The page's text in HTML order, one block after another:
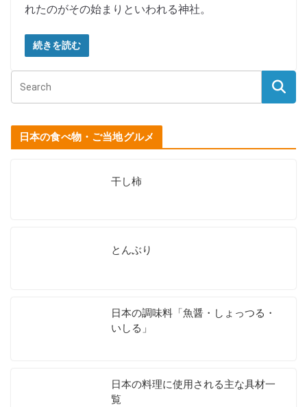
れたのがその始まりといわれる神社。
続きを読む
日本の食べ物・ご当地グルメ
干し柿
とんぶり
日本の調味料「魚醤・しょっつる・
いしる」
日本の料理に使用される主な具材一
覧